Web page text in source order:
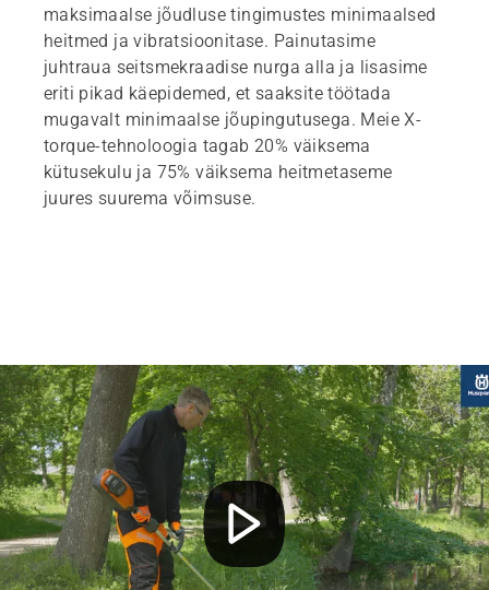
maksimaalse jõudluse tingimustes minimaalsed
heitmed ja vibratsioonitase. Painutasime
juhtraua seitsmekraadise nurga alla ja lisasime
eriti pikad käepidemed, et saaksite töötada
mugavalt minimaalse jõupingutusega. Meie X-
torque-tehnoloogia tagab 20% väiksema
kütusekulu ja 75% väiksema heitmetaseme
juures suurema võimsuse.